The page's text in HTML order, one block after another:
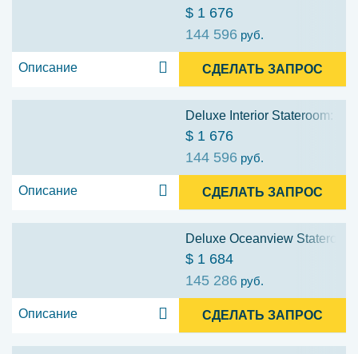
$ 1 676
144 596 руб.
Описание СДЕЛАТЬ ЗАПРОС
Deluxe Interior Stateroom:
$ 1 676
144 596 руб.
Описание СДЕЛАТЬ ЗАПРОС
Deluxe Oceanview
$ 1 684
145 286 руб.
Описание СДЕЛАТЬ ЗАПРОС